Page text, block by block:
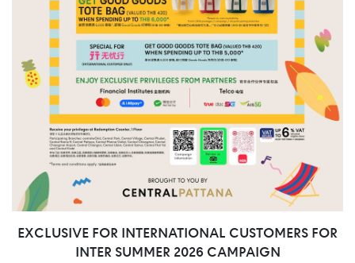
EXCLUSIVE FOR INTERNATIONAL CUSTOMERS FOR
INTER SUMMER 2026 CAMPAIGN